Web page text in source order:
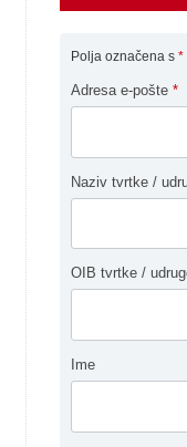
Polja označena s *
Adresa e-pošte *
Naziv tvrtke /
OIB tvrtke /
Ime